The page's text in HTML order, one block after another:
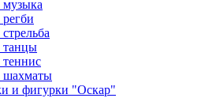
танцы
шахматы
и фигурки "Оскар"